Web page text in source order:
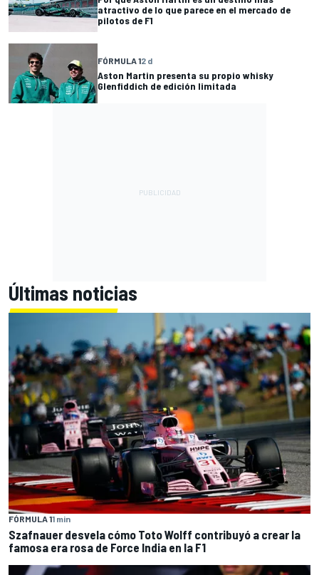
atractivo de lo que parece en el mercado de
pilotos de F1
FÓRMULA 12 d
Aston Martin presenta su propio whisky
Glenfiddich de edición limitada
Últimas noticias
FÓRMULA 11 min
Szafnauer desvela cómo Toto Wolff contribuyó a crear la
famosa era rosa de Force India en la F1